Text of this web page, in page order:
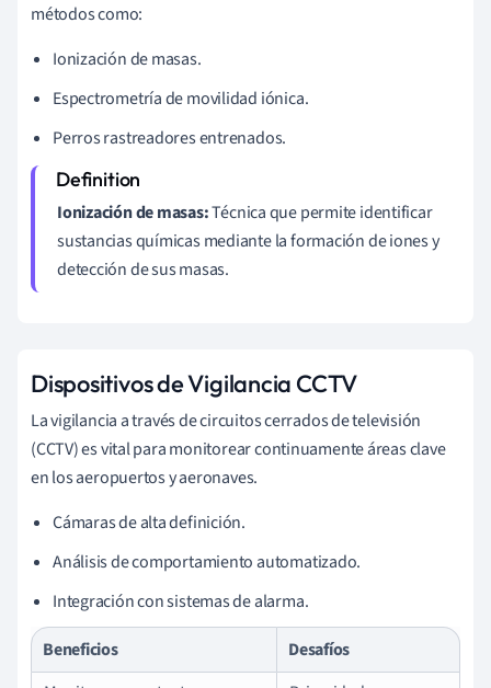
métodos como:
Ionización de masas.
Espectrometría de movilidad iónica.
Perros rastreadores entrenados.
Ionización de masas:Técnica que permite identificar
sustancias químicas mediante la formación de iones y
detección de sus masas.
Dispositivos de Vigilancia CCTV
La vigilancia a través de circuitos cerrados de televisión
(CCTV) es vital para monitorear continuamente áreas clave
en los aeropuertos y aeronaves.
Cámaras de alta definición.
Análisis de comportamiento automatizado.
Integración con sistemas de alarma.
Beneficios
Desafíos